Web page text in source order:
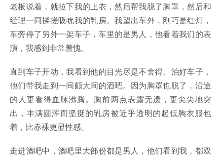
老板说着，就拉下我的上衣，然后帮我脱了胸罩，然后和
经理一同揉搓吸吮我的乳房。我望出车外，刚巧是红灯，
车旁停了另外一架车子，车里的是男人，他看着我们的表
演，我感到非常羞愧。
直到车子开动，我看到他的目光尽是不舍得。泊好车子，
他们带我走到一间颇大间的酒吧。因为胸罩也脱了，沿途
的人更看得血脉沸腾。胸前两点表露无遗，更尖尖地突
出，丰满圆浑而坚挺的乳房被近乎透明的起低胸衣服包
着，比赤裸更显性感。
走进酒吧中，酒吧里大部份都是男人，他们看到我，都双